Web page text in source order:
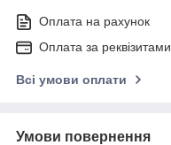
Оплата на рахунок
Оплата за реквізитами
Всі умови оплати
Умови повернення